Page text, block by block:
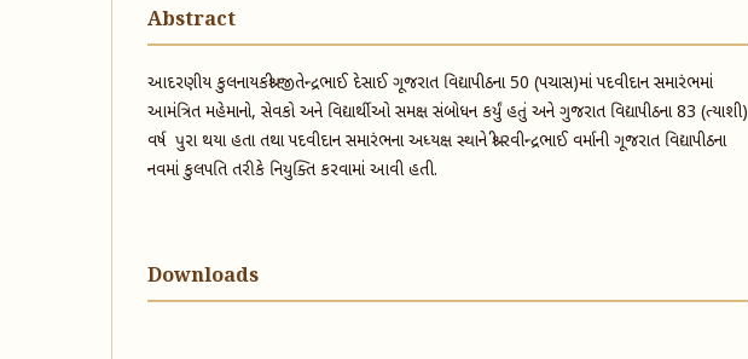
Abstract
આદરણીય કુલનાયકશ્રી જીતેન્દ્રભાઈ દેસાઈ ગૂજરાત વિદ્યાપીઠના 50 (પચાસ)માં પદવીદાન સમારંભમાં
આમંત્રિત મહેમાનો, સેવકો અને વિદ્યાર્થીઓ સમક્ષ સંબોધન કર્યું હતું અને ગુજરાત વિદ્યાપીઠના 83 (ત્યાશી)
વર્ષ પુરા થયા હતા તથા પદવીદાન સમારંભના અધ્યક્ષ સ્થાને શ્રી રવીન્દ્રભાઈ વર્માની ગૂજરાત વિદ્યાપીઠના
નવમાં કુલપતિ તરીકે નિયુક્તિ કરવામાં આવી હતી.
Downloads